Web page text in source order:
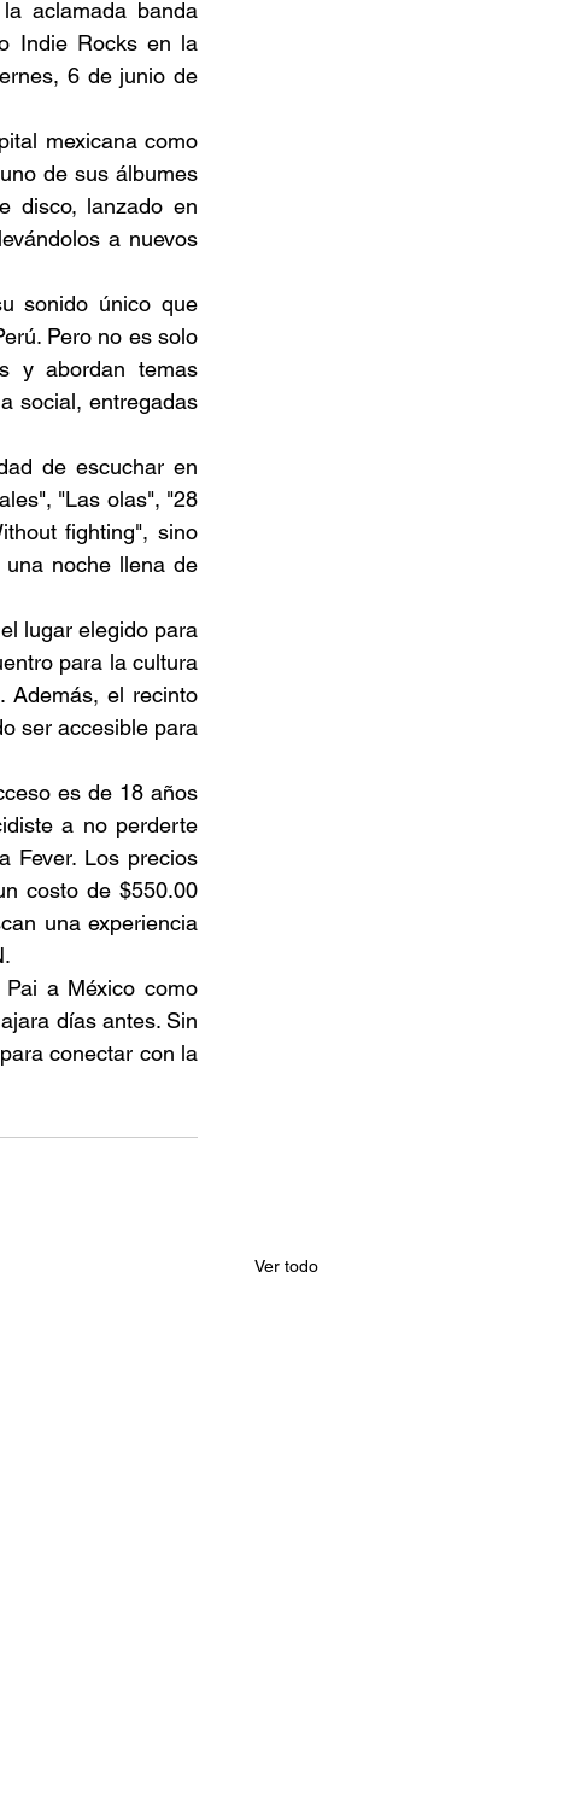
aclamada banda
Indie Rocks en la
6 de junio de
mexicana como
de sus álbumes
disco, lanzado en
a nuevos
sonido único que
Pero no es solo
y abordan temas
social, entregadas
de escuchar en
"Las olas", "28
fighting", sino
noche llena de
lugar elegido para
para la cultura
Además, el recinto
ser accesible para
es de 18 años
a no perderte
Fever. Los precios
costo de $550.00
una experiencia
a México como
días antes. Sin
conectar con la
Ver todo